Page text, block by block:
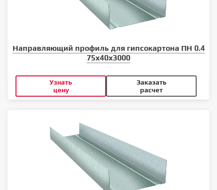
Направляющий профиль для гипсокартона ПН 0.4
75x40x3000
Узнать
цену
Заказать
расчет